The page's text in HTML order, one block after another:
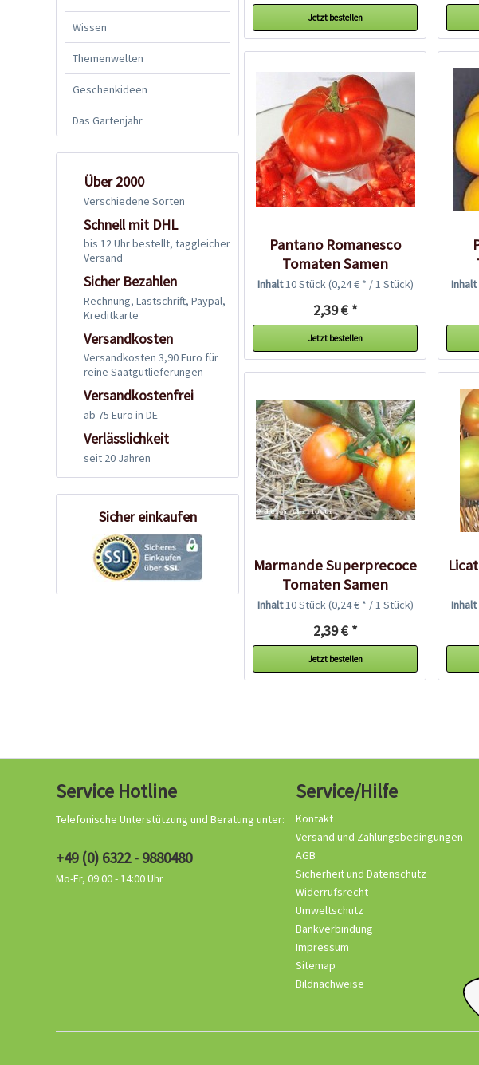
Wissen
Themenwelten
Geschenkideen
Das Gartenjahr
Über 2000
Verschiedene Sorten
Schnell mit DHL
bis 12 Uhr bestellt, taggleicher
Versand
Sicher Bezahlen
Rechnung, Lastschrift, Paypal,
Kreditkarte
Versandkosten
Versandkosten 3,90 Euro für
reine Saatgutlieferungen
Versandkostenfrei
ab 75 Euro in DE
Verlässlichkeit
seit 20 Jahren
Sicher einkaufen
Jetzt bestellen
Pantano Romanesco
Tomaten Samen
Inhalt10 Stück(0,24 € * / 1 Stück)
2,39 € *
Jetzt bestellen
Inhalt
Marmande Superprecoce
Tomaten Samen
Inhalt10 Stück(0,24 € * / 1 Stück)
2,39 € *
Jetzt bestellen
Inhalt
Service Hotline
Telefonische Unterstützung und Beratung unter:
+49 (0) 6322 - 9880480
Mo-Fr, 09:00 - 14:00 Uhr
Service/Hilfe
Kontakt
Versand und Zahlungsbedingungen
AGB
Sicherheit und Datenschutz
Widerrufsrecht
Umweltschutz
Bankverbindung
Impressum
Sitemap
Bildnachweise